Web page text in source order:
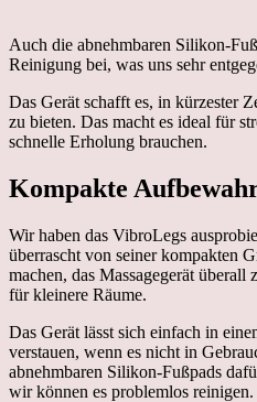
Auch die abnehmbaren Silikon-
Reinigung bei, was uns sehr
Das Gerät schafft es, in kürzester
zu bieten. Das macht es ideal für
schnelle Erholung brauchen.
Kompakte
Wir haben das VibroLegs
überrascht von seiner kompakten
machen, das Massagegerät
für kleinere Räume.
Das Gerät lässt sich einfach in
verstauen, wenn es nicht in
abnehmbaren Silikon-Fußpads
wir können es problemlos reinigen.